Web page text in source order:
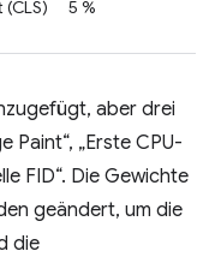
5 %
aber drei
Paint“, „Erste CPU-
FID“. Die Gewichte
geändert, um die
die